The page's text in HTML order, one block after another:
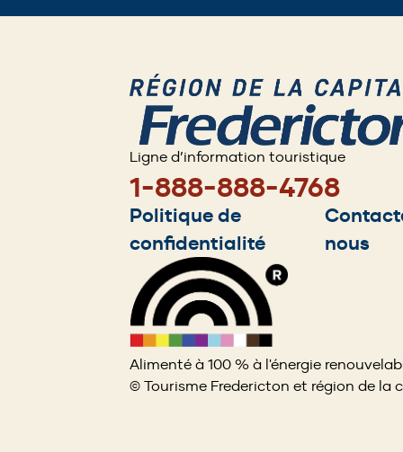
Ligne d’information touristique
1-888-888-4768
Footer
menu
Politique de
confidentialité
nous
Alimenté à 100 % à l'énergie
© Tourisme Fredericton et région de la